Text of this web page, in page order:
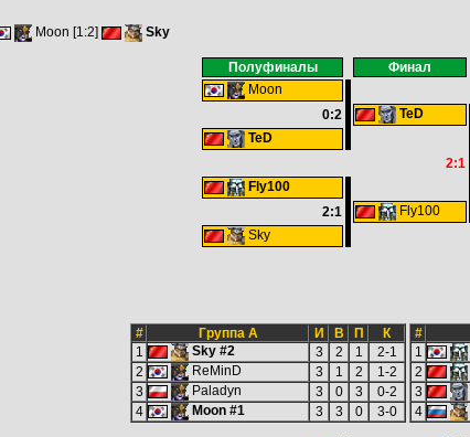
Moon [1:2] Sky
Полуфиналы Финал
Moon
0:2
TeD
TeD
2:1
Fly100
2:1
Fly100
Sky
# Группа A И В П
К
1
Sky #2 3 2 1
2-1
2
ReMinD 3 1 2
1-2
3
Paladyn 3 0 3
0-2
4
Moon #1 3 3 0 3-0
#
1
2
3
4